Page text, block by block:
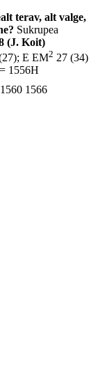
terav, alt valge,
Sukrupea
(J. Koit)
E EM2 27 (34)
1556H
1566